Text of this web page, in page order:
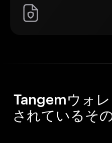
Tangemウォ
されているそ